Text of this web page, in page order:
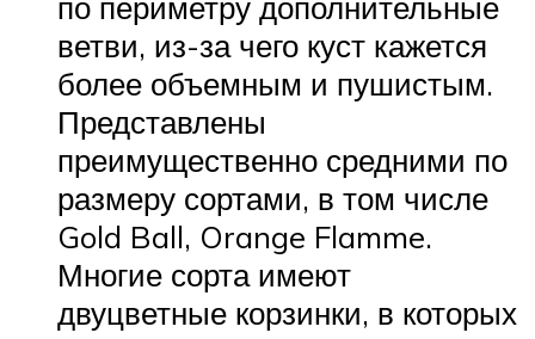
ветви, из-за чего куст кажется
более объемным и пушистым.
Представлены
преимущественно средними по
размеру сортами, в том числе
Gold Ball, Orange Flamme.
Многие сорта имеют
двуцветные корзинки, в которых